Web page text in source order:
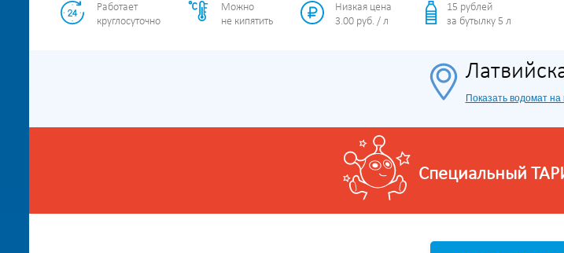
Работает
круглосуточно
Можно
не кипятить
Низкая цена
3.00 руб. / л
15 рублей
за бутылку 5 л
Показать водомат на
Специальный